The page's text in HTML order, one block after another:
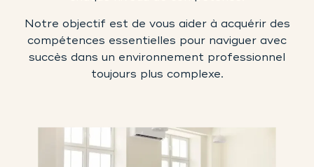
Notre objectif est de vous aider à acquérir des
compétences essentielles pour naviguer avec
succès dans un environnement professionnel
toujours plus complexe.